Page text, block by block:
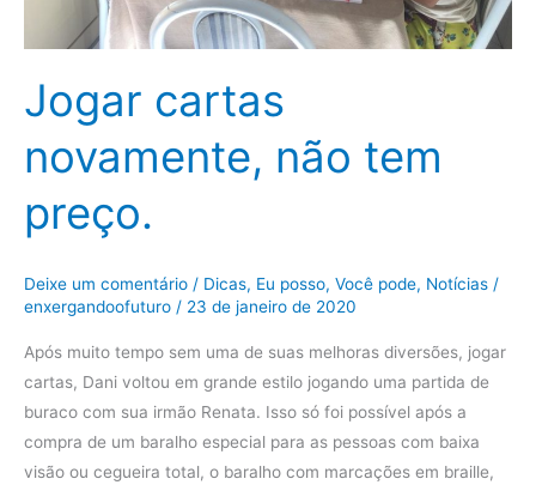
Jogar cartas
novamente, não tem
preço.
Deixe um comentário / Dicas, Eu posso, Você pode, Notícias /
enxergandoofuturo / 23 de janeiro de 2020
Após muito tempo sem uma de suas melhoras diversões, jogar
cartas, Dani voltou em grande estilo jogando uma partida de
buraco com sua irmão Renata. Isso só foi possível após a
compra de um baralho especial para as pessoas com baixa
visão ou cegueira total, o baralho com marcações em braille,